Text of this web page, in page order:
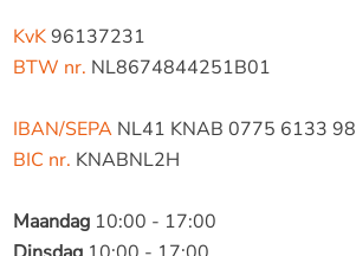
KvK96137231
BTW nr. NL8674844251B01
IBAN/SEPANL41 KNAB 0775 6133 98
BIC nr. KNABNL2H
Maandag10:00 - 17:00